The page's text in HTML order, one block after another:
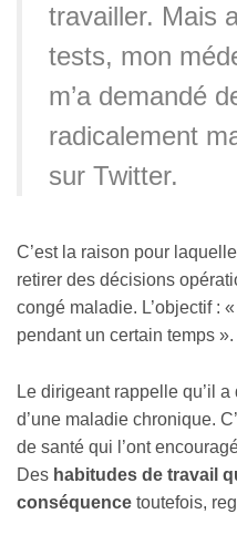
travailler. Mais
tests, mon
m’a demandé
radicalement
sur Twitter.
C’est la raison pour laquelle
retirer des décisions
congé maladie. L’objectif :
pendant un certain temps ».
Le dirigeant rappelle qu’il
d’une maladie chronique.
de santé qui l’ont
Des habitudes de travail
conséquence toutefois,